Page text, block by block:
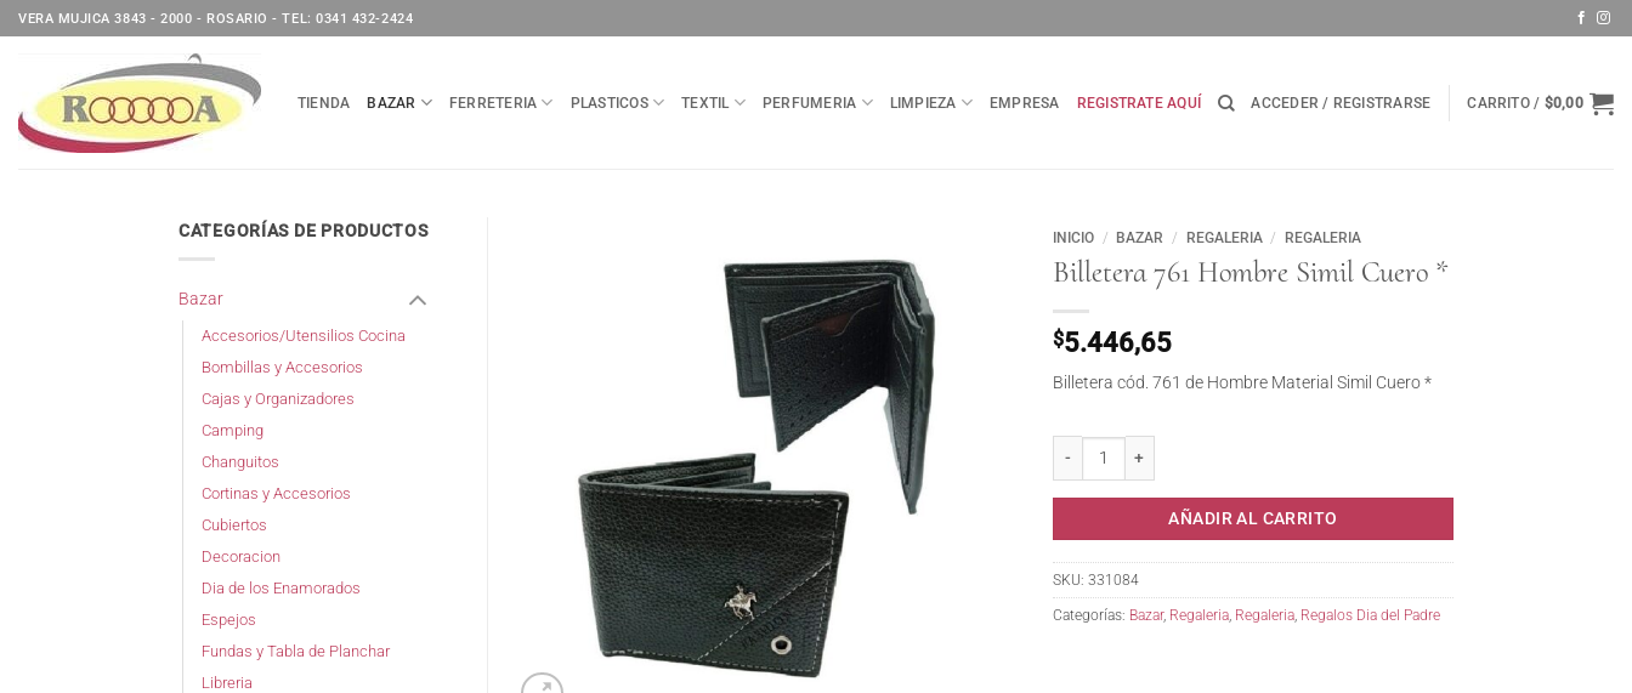
Saltar
al
VERA MUJICA 3843 - 2000 - ROSARIO - TEL: 0341 432-2424
TIENDA BAZAR FERRETERIA PLASTICOS TEXTIL PERFUMERIA LIMPIEZA EMPRESA REGISTRATE AQUÍ ACCEDER / REGISTRARSE CARRITO / $0,00
INICIO / BAZAR / REGALERIA / REGALERIA
Billetera 761 Hombre Simil Cuero *
$5.446,65
Billetera cód. 761 de Hombre Material Simil Cuero *
AÑADIR AL CARRITO
SKU: 331084
Categorías: Bazar, Regaleria, Regaleria, Regalos Dia del Padre
CATEGORÍAS DE PRODUCTOS
Bazar
Accesorios/Utensilios Cocina
Bombillas y Accesorios
Cajas y Organizadores
Camping
Changuitos
Cortinas y Accesorios
Cubiertos
Decoracion
Dia de los Enamorados
Espejos
Fundas y Tabla de Planchar
Libreria